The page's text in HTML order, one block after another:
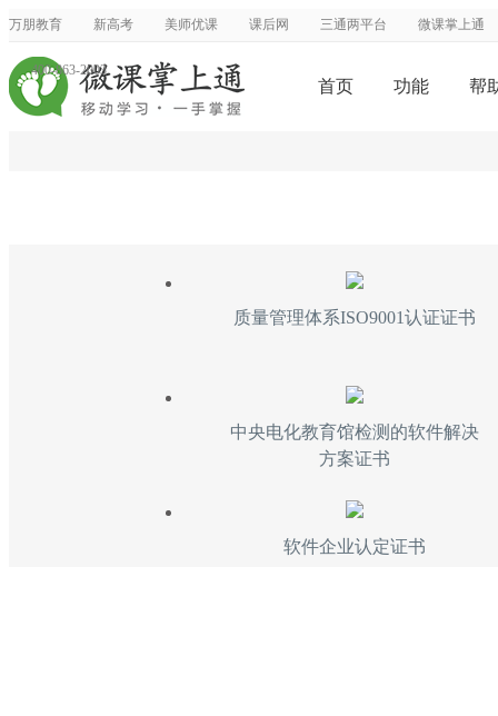
万朋教育 新高考 美师优课 课后网 三通两平台 微课掌上通
400-863-2003
首页 功能 帮
质量管理体系ISO9001认证证书
中央电化教育馆检测的软件解决
方案证书
软件企业认定证书